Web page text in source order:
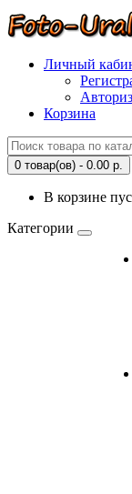
Личный
Корзина
0 товар(ов) - 0.00 р.
В корзине
Категории